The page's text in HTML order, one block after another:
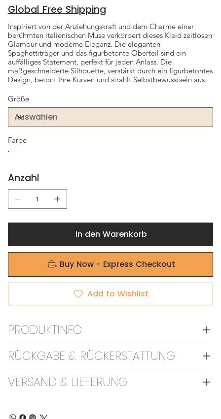
Global Free Shipping
Inspiriert von der Anziehungskraft und dem Charme einer
berühmten italienischen Muse verkörpert dieses Kleid zeitlosen
Glamour und moderne Eleganz. Die eleganten
Spaghettiträger und das figurbetonte Oberteil sind ein
auffälliges Statement, perfekt für jeden Anlass. Die
maßgeschneiderte Silhouette, verstärkt durch ein figurbetontes
Design, betont Ihre Kurven und strahlt Selbstbewusstsein aus.
Größe
Farbe
Anzahl
In den Warenkorb
Buy Now - Express Checkout
Add to Wishlist
PRODUKTINFO
RÜCKGABE & RÜCKERSTATTUNG
VERSAND & LIEFERUNG